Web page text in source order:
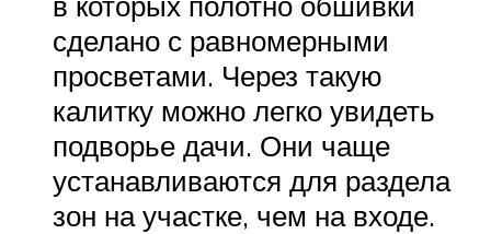
сделано с равномерными
просветами. Через такую
калитку можно легко увидеть
подворье дачи. Они чаще
устанавливаются для раздела
зон на участке, чем на входе.